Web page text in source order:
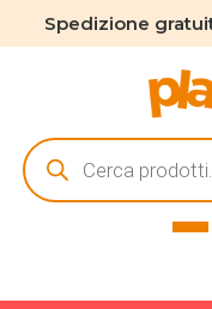
Spedizione
Ricerca
prodotti